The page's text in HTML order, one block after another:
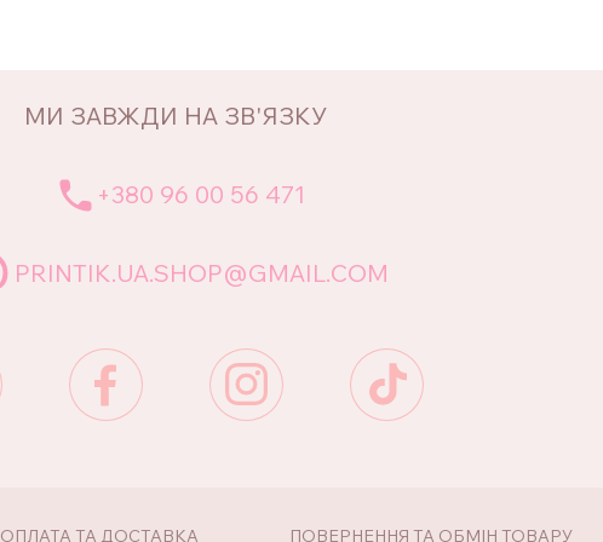
МИ ЗАВЖДИ НА ЗВ'ЯЗКУ
+380 96 00 56 471
PRINTIK.UA.SHOP@GMAIL.COM
ОПЛАТА ТА ДОСТАВКА ПОВЕРНЕННЯ ТА ОБМІН ТОВАРУ